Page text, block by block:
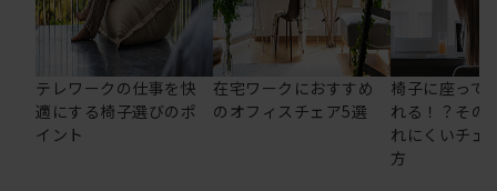
テレワークの仕事を快
適にする椅子選びのポ
イント
在宅ワークにおすすめ
のオフィスチェア5選
椅子に座って
れる！？その
れにくいチェ
方